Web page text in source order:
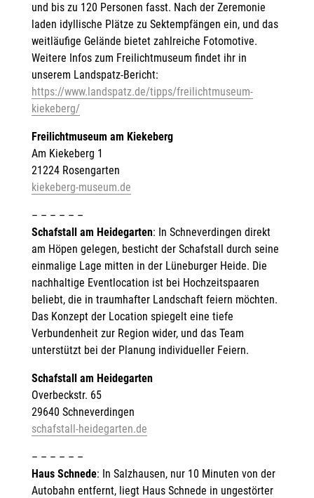
und bis zu 120 Personen fasst. Nach der Zeremonie
laden idyllische Plätze zu Sektempfängen ein, und das
weitläufige Gelände bietet zahlreiche Fotomotive.
Weitere Infos zum Freilichtmuseum findet ihr in
unserem Landspatz-Bericht:
https://www.landspatz.de/tipps/freilichtmuseum-
kiekeberg/
Freilichtmuseum am Kiekeberg
Am Kiekeberg 1
21224 Rosengarten
kiekeberg-museum.de
– – – – – –
Schafstall am Heidegarten: In Schneverdingen direkt
am Höpen gelegen, besticht der Schafstall durch seine
einmalige Lage mitten in der Lüneburger Heide. Die
nachhaltige Eventlocation ist bei Hochzeitspaaren
beliebt, die in traumhafter Landschaft feiern möchten.
Das Konzept der Location spiegelt eine tiefe
Verbundenheit zur Region wider, und das Team
unterstützt bei der Planung individueller Feiern.
Schafstall am Heidegarten
Overbeckstr. 65
29640 Schneverdingen
schafstall-heidegarten.de
– – – – – –
Haus Schnede: In Salzhausen, nur 10 Minuten von der
Autobahn entfernt, liegt Haus Schnede in ungestörter